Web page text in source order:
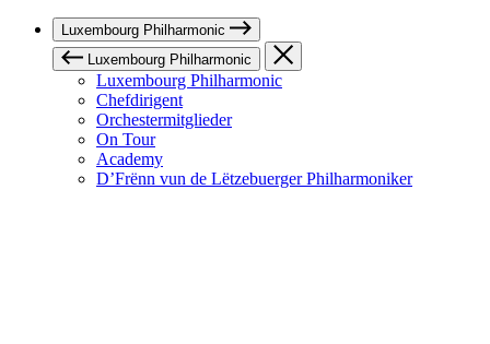
Luxembourg Philharmonic
Luxembourg Philharmonic
Luxembourg Philharmonic
Chefdirigent
Orchestermitglieder
On Tour
Academy
D’Frënn vun de Lëtzebuerger Philharmoniker